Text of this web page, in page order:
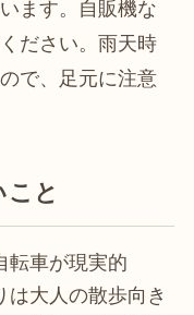
ます。自販機な
ださい。雨天時
で、足元に注意
と
転車が現実的
大人の散歩向き